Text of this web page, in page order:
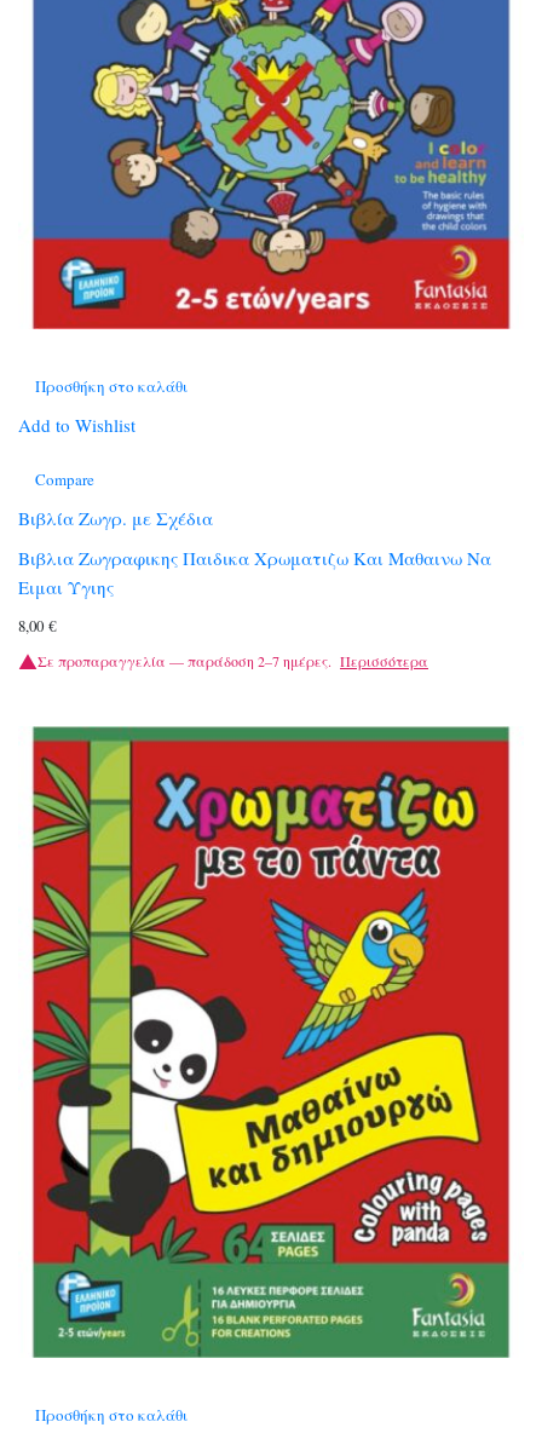
Προσθήκη στο καλάθι
Add to Wishlist
Compare
Βιβλία Ζωγρ. με Σχέδια
Βιβλια Ζωγραφικης Παιδικα Χρωματιζω Και Μαθαινω Να
Ειμαι Υγιης
8,00 €
Σε προπαραγγελία — παράδοση 2–7 ημέρες. Περισσότερα
Προσθήκη στο καλάθι